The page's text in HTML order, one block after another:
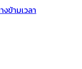
ข้ามเวลา